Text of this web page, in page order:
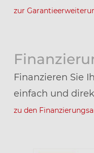
zur
Finanzieren Sie
einfach und
zu den